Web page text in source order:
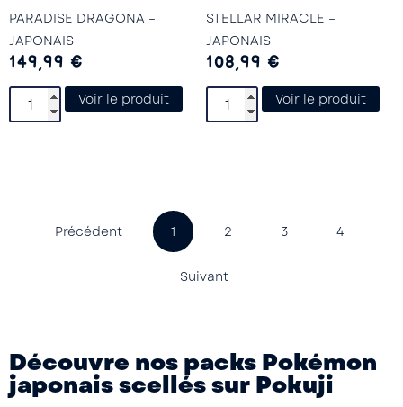
PARADISE DRAGONA –
JAPONAIS
149,99 €
Voir le produit
STELLAR MIRACLE –
JAPONAIS
108,99 €
Voir le produit
Précédent 1 2 3 4
Suivant
Découvre nos packs Pokémon
japonais scellés sur Pokuji